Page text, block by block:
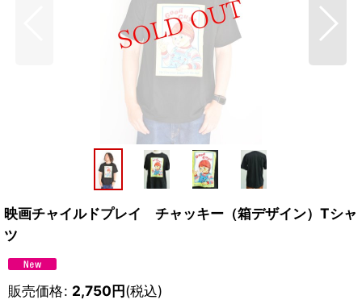
映画チャイルドプレイ チャッキー（箱デザイン）Tシャ
ツ
販売価格: 2,750円(税込)